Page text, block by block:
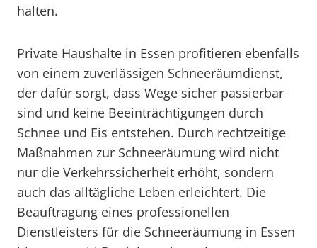
halten.
Private Haushalte in Essen profitieren ebenfalls
von einem zuverlässigen Schneeräumdienst,
der dafür sorgt, dass Wege sicher passierbar
sind und keine Beeinträchtigungen durch
Schnee und Eis entstehen. Durch rechtzeitige
Maßnahmen zur Schneeräumung wird nicht
nur die Verkehrssicherheit erhöht, sondern
auch das alltägliche Leben erleichtert. Die
Beauftragung eines professionellen
Dienstleisters für die Schneeräumung in Essen